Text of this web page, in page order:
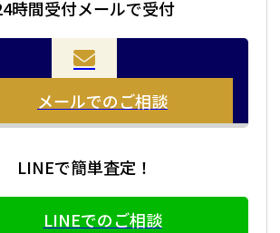
送るだけで査定が可能です。時間が無い
方へオススメです。
ご自宅に伺いその場で査定を致します。
い！価値がわからなく売れるかわからな
時間受付メールで受付
メールでのご相談
LINEで簡単査定！
LINEでのご相談